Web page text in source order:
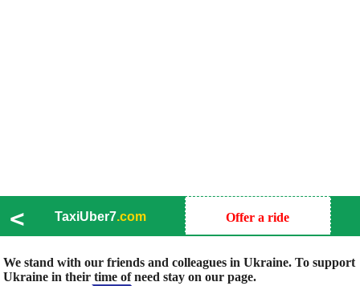
< TaxiUber7.com Offer a ride
We stand with our friends and colleagues in Ukraine. To support
Ukraine in their time of need stay on our page.